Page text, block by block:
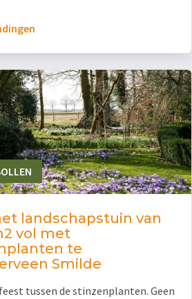
landschapstuin van
vol met
te
Smilde
tussen de stinzenplanten. Geen